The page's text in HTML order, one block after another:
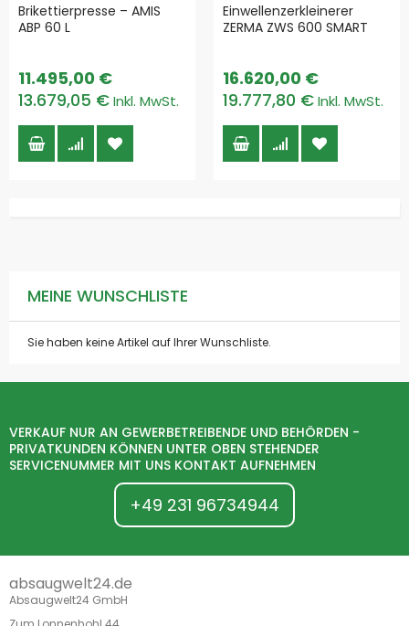
Brikettierpresse – AMIS
ABP 60 L
13.679,05 €
11.495,00 €
Einwellenzerkleinerer
ZERMA ZWS 600 SMART
19.777,80 €
16.620,00 €
MEINE WUNSCHLISTE
Sie haben keine Artikel auf Ihrer Wunschliste.
VERKAUF NUR AN GEWERBETREIBENDE UND BEHÖRDEN -
PRIVATKUNDEN KÖNNEN UNTER OBEN STEHENDER
SERVICENUMMER MIT UNS KONTAKT AUFNEHMEN
+49 231 96734944
absaugwelt24.de
Absaugwelt24 GmbH